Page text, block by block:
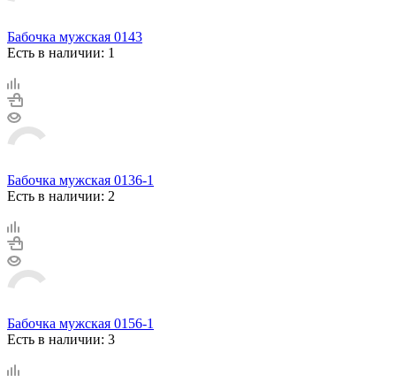
Бабочка мужская 0143
Есть в наличии: 1
Бабочка мужская 0136-1
Есть в наличии: 2
Бабочка мужская 0156-1
Есть в наличии: 3